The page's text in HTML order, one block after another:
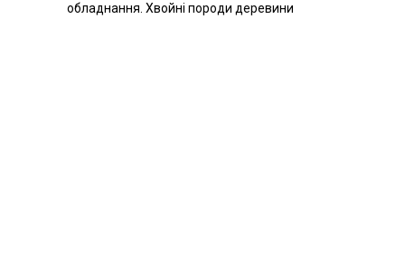
обладнання. Хвойні породи деревини